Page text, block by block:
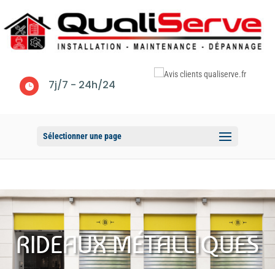
 7j/7 - 24h/24
Sélectionner une page
RIDEAUX MÉTALLIQUES